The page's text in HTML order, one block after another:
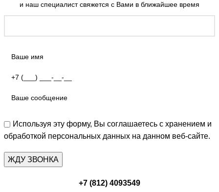
и наш специалист свяжется с Вами в ближайшее время
Используя эту форму, Вы соглашаетесь с хранением и
обработкой персональных данных на данном веб-сайте.
+7 (812) 4093549